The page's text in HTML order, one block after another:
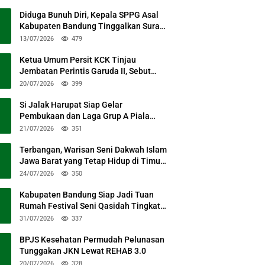
Diduga Bunuh Diri, Kepala SPPG Asal
Kabupaten Bandung Tinggalkan Surat
Permohonan Maaf
13/07/2026 479
Ketua Umum Persit KCK Tinjau
Jembatan Perintis Garuda II, Sebut
Simbol Kebersamaan TNI dan Rakyat
20/07/2026 399
Si Jalak Harupat Siap Gelar
Pembukaan dan Laga Grup A Piala
Presiden 2026 Sabtu Mendatang
21/07/2026 351
Terbangan, Warisan Seni Dakwah Islam
Jawa Barat yang Tetap Hidup di Timur
Kabupaten Bandung
24/07/2026 350
Kabupaten Bandung Siap Jadi Tuan
Rumah Festival Seni Qasidah Tingkat
Nasional
31/07/2026 337
BPJS Kesehatan Permudah Pelunasan
Tunggakan JKN Lewat REHAB 3.0
20/07/2026 328